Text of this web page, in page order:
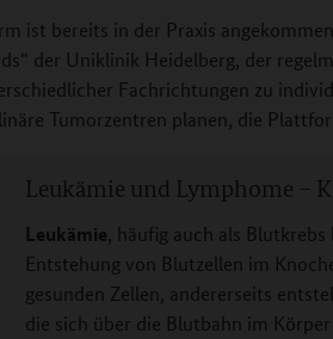
ist bereits in der Praxis
der Uniklinik Heidelberg, der
Fachrichtungen zu
Tumorzentren planen, die
Leukämie und Lymphome –
Leukämie, häufig auch als
Entstehung von Blutzellen im
gesunden Zellen, andererseits
die sich über die Blutbahn im